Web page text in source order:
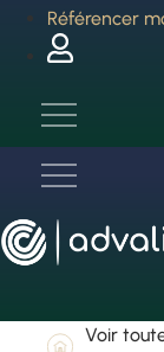
Référencer
Voir